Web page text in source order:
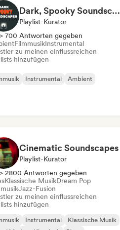
Dark, Spooky Soundscapes
Playlist-Kurator
> 700 Antworten gegeben
FilmmusikInstrumental
zu meinen einflussreichen
hinzufügen
Instrumental Ambient
Cinematic Soundscapes
Playlist-Kurator
> 2800 Antworten gegeben
Klassische MusikDream Pop
Jazz-Fusion
zu meinen einflussreichen
hinzufügen
Instrumental
Klassische Musik